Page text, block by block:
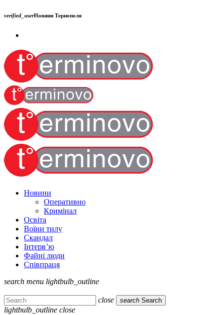
verified_userНовини Тернополя
Новини
Оперативно
Кримінал
Освіта
Воїни тилу
Скандал
Інтерв’ю
Файні люди
Співпраця
search menu lightbulb_outline
close search Search
lightbulb_outline close